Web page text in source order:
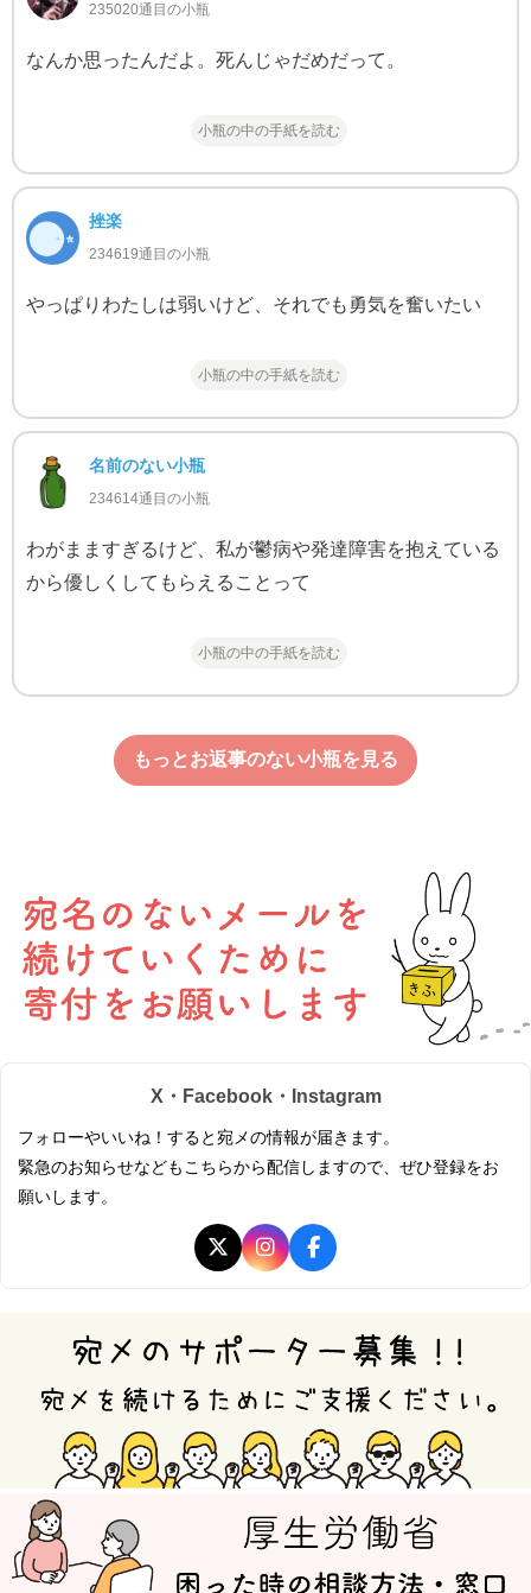
235020通目の小瓶
なんか思ったんだよ。死んじゃだめだって。
小瓶の中の手紙を読む
挫楽
234619通目の小瓶
やっぱりわたしは弱いけど、それでも勇気を奮いたい
小瓶の中の手紙を読む
名前のない小瓶
234614通目の小瓶
わがまますぎるけど、私が鬱病や発達障害を抱えている
から優しくしてもらえることって
小瓶の中の手紙を読む
もっとお返事のない小瓶を見る
X・Facebook・Instagram
フォローやいいね！すると宛メの情報が届きます。
緊急のお知らせなどもこちらから配信しますので、ぜひ登録をお
願いします。